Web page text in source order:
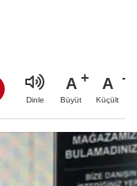
Dinle
A
Büyüt
A
Küçült